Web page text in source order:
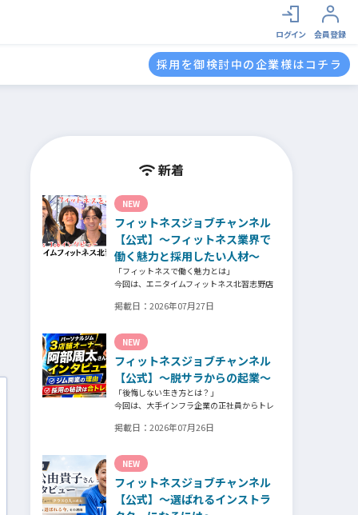
ログイン 会員登録
採用を御検討中の企業様はコチラ
新着
NEW
フィットネスジョブチャンネル
【公式】～フィットネス業界で
働く魅力と採用したい人材～
「フィットネスで働く魅力とは」
今回は、エニタイムフィットネス北習志野店
用」をテーマにフィットネスクラブの魅力に
ッフの採用基準、実際に採用されたスタッフ
の皆様からは働き甲斐や動機、お客様からは
そのスタッフの皆様がつくる施設やフィット
ネスについての魅力を語っていただきまし
た。
掲載日： 2026年07月27日
NEW
フィットネスジョブチャンネル
【公式】～脱サラからの起業～
「後悔しない生き方とは？」
今回は、大手インフラ企業の正社員からトレ
転身された、パーソナルジム「ギフト」代表
今の仕事や環境を変えたい！とお悩みの方、
必見です！
掲載日： 2026年07月26日
NEW
フィットネスジョブチャンネル
【公式】～選ばれるインストラ